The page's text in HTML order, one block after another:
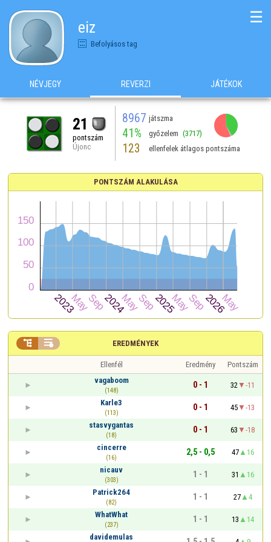
eiz
Befolyásos tag
☰
NÉVJEGY REVERZI JÁTÉKOK
21
pontszám
Újonc
8967 játszma
41% győzelem (3717)
123 ellenfelek átlagos pontszáma
PONTSZÁM ALAKULÁSA
EREDMÉNYEK
 
Ellenfél Eredmény
Pontszám
vagaboom
(148)
0 - 1 32
-11
Karle3
(113)
0 - 1 45
-13
stasvygantas
(18)
0 - 1 63
-18
cincerre
(16)
2,5 - 0,5 47
16
nicauv
(303)
1 - 1 31
16
Patrick264
(82)
1 - 1 27
4
WhatWhat
(237)
1 - 1 13
14
davidemulas